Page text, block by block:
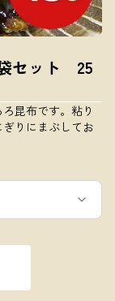
セット 25
昆布です。粘り
りにまぶしてお